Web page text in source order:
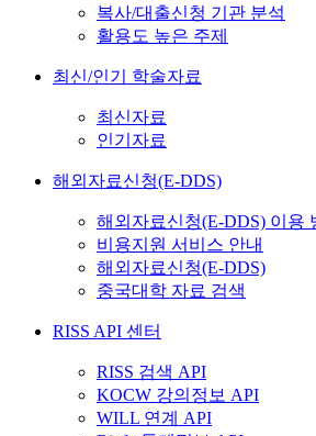
복사/대출신청 기관 분석
활용도 높은 주제
최신/인기 학술자료
최신자료
인기자료
해외자료신청(E-DDS)
해외자료신청(E-DDS) 이용
비용지원 서비스 안내
해외자료신청(E-DDS)
중국대학 자료 검색
RISS API 센터
RISS 검색 API
KOCW 강의정보 API
WILL 연계 API